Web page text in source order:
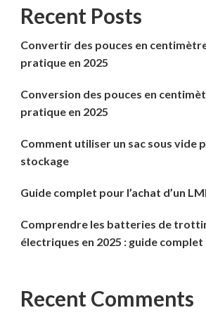
Recent Posts
Convertir des pouces en
pratique en 2025
Conversion des pouces en
pratique en 2025
Comment utiliser un sac sous vide
stockage
Guide complet pour l’achat d’un
Comprendre les batteries de
électriques en 2025 : guide complet
Recent Comments